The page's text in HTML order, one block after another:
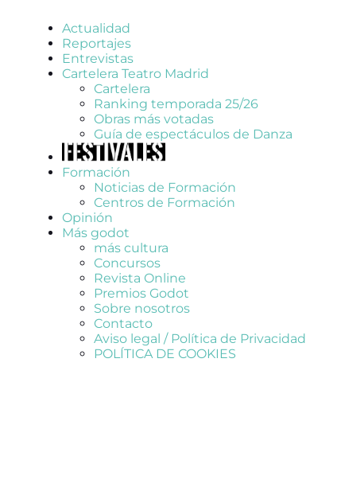
Actualidad
Reportajes
Entrevistas
Cartelera Teatro Madrid
Cartelera
Ranking temporada 25/26
Obras más votadas
Guía de espectáculos de Danza
Formación
Noticias de Formación
Centros de Formación
Opinión
Más godot
más cultura
Concursos
Revista Online
Premios Godot
Sobre nosotros
Contacto
Aviso legal / Política de Privacidad
POLÍTICA DE COOKIES